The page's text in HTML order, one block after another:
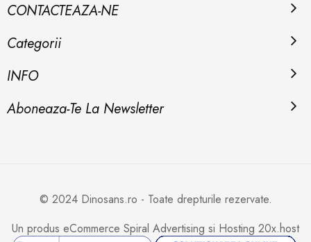
CONTACTEAZA-NE
Categorii
INFO
Aboneaza-Te La Newsletter
© 2024 Dinosans.ro - Toate drepturile rezervate.
Un produs eCommerce Spiral Advertising si Hosting 20x.host